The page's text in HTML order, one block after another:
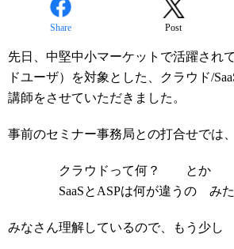
Share Post
先日、中堅中小マーケットで活躍され
ドユーザ）を対象とした、クラウド/
講師をさせていただきました。
事前のセミナー事務局との打合せでは
クラウドって何？ とか
SaaSとASPは何が違うの みた
みなさん理解しているので、もう少し